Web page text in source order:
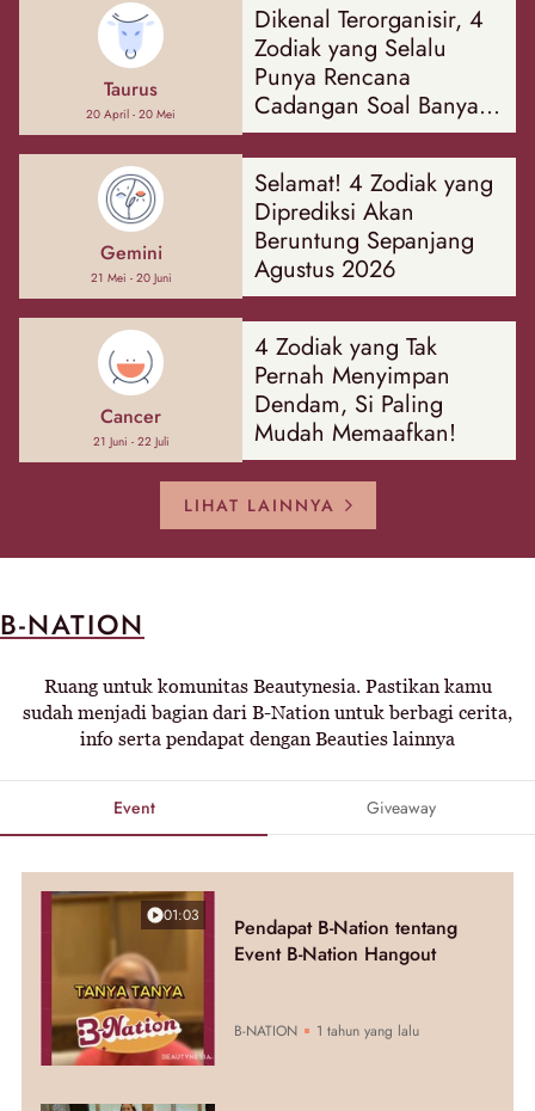
Taurus
20 April - 20 Mei
Dikenal Terorganisir, 4
Zodiak yang Selalu
Punya Rencana
Cadangan Soal Banyak
Hal
Gemini
21 Mei - 20 Juni
Selamat! 4 Zodiak yang
Diprediksi Akan
Beruntung Sepanjang
Agustus 2026
Cancer
21 Juni - 22 Juli
4 Zodiak yang Tak
Pernah Menyimpan
Dendam, Si Paling
Mudah Memaafkan!
LIHAT LAINNYA
B-NATION
Ruang untuk komunitas Beautynesia. Pastikan kamu
sudah menjadi bagian dari B-Nation untuk berbagi cerita,
info serta pendapat dengan Beauties lainnya
Event Giveaway
01:03
Pendapat B-Nation tentang
Event B-Nation Hangout
B-NATION 1 tahun yang lalu